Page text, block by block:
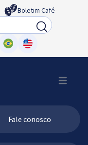
Boletim Café
Fale conosco